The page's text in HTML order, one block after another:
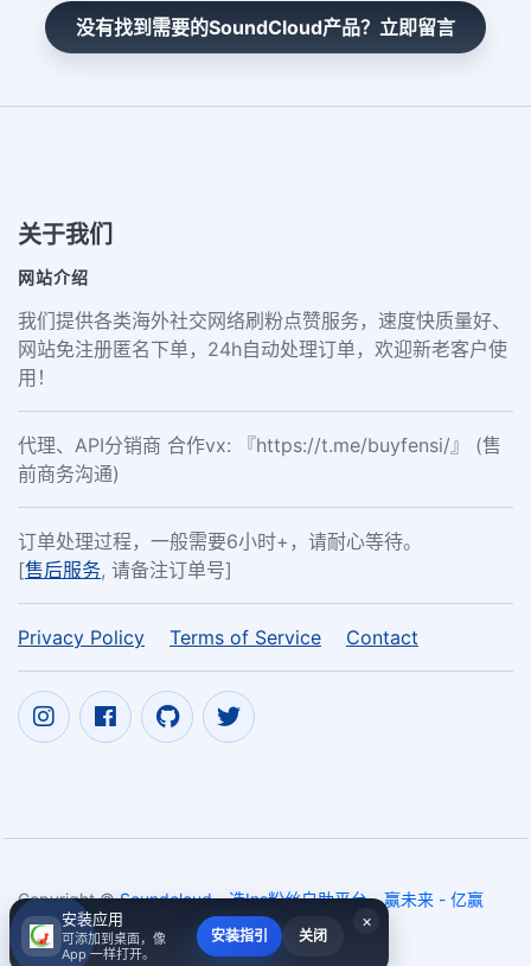
没有找到需要的SoundCloud产品？立即留言
关于我们
网站介绍
我们提供各类海外社交网络刷粉点赞服务，速度快质量好、
网站免注册匿名下单，24h自动处理订单，欢迎新老客户使
用！
代理、API分销商 合作vx: 『https://t.me/buyfensi/』 (售
前商务沟通)
订单处理过程，一般需要6小时+，请耐心等待。
[售后服务, 请备注订单号]
Privacy Policy Terms of Service Contact
Copyright ©Soundcloud - 选Ins粉丝自助平台，赢未来 - 亿赢
ins粉丝营销网 - yyquant.com 2017~2026 ×
安装应用
可添加到桌面，像
App 一样打开。
安装指引 关闭